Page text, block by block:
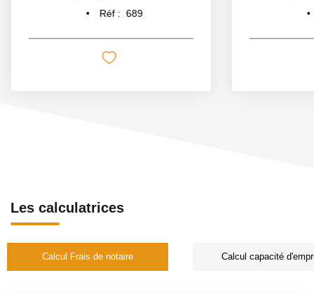
Réf : 689
Les calculatrices
Calcul Frais de notaire Calcul capacité